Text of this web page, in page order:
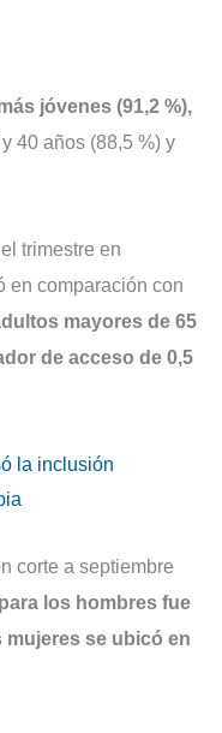
jóvenes (91,2 %),
40 años (88,5 %) y
trimestre en
en comparación con
mayores de 65
de acceso de 0,5
la inclusión
corte a septiembre
los hombres fue
mujeres se ubicó en